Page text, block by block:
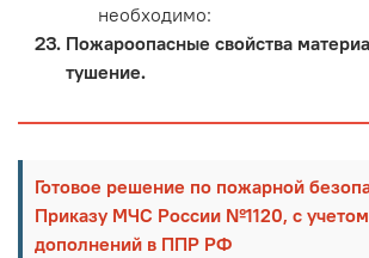
необходимо:
Пожароопасные свойства
тушение.
Готовое решение по пожарной
Приказу МЧС России №1120, с
дополнений в ППР РФ